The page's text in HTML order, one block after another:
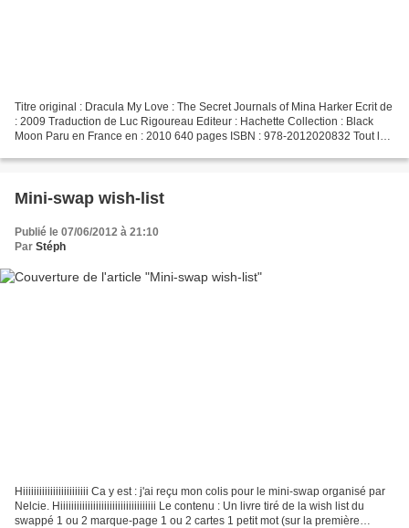
Titre original : Dracula My Love : The Secret Journals of Mina Harker Ecrit de
: 2009 Traduction de Luc Rigoureau Editeur : Hachette Collection : Black
Moon Paru en France en : 2010 640 pages ISBN : 978-2012020832 Tout le
Mini-swap wish-list
Publié le 07/06/2012 à 21:10
Par Stéph
Hiiiiiiiiiiiiiiiiiiiiiiii Ca y est : j'ai reçu mon colis pour le mini-swap organisé par
Nelcie. Hiiiiiiiiiiiiiiiiiiiiiiiiiiiiiiiiiii Le contenu : Un livre tiré de la wish list du
swappé 1 ou 2 marque-page 1 ou 2 cartes 1 petit mot (sur la première